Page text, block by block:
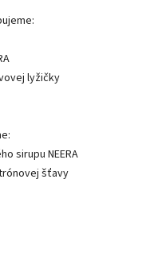
lyžičky
sirupu NEERA
šťavy